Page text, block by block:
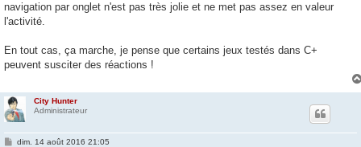
navigation par onglet n'est pas très jolie et ne met pas assez en valeur
l'activité.
En tout cas, ça marche, je pense que certains jeux testés dans C+
peuvent susciter des réactions !
City Hunter
Administrateur
Mdim. 14 août 2016 21:05